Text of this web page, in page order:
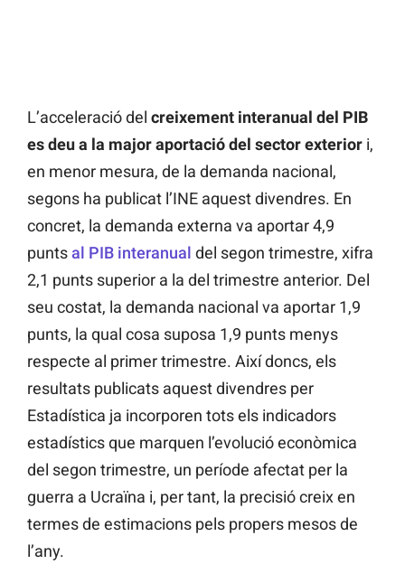
L’acceleració del creixement interanual del PIB
es deu a la major aportació del sector exterior i,
en menor mesura, de la demanda nacional,
segons ha publicat l’INE aquest divendres. En
concret, la demanda externa va aportar 4,9
puntsal PIB interanual del segon trimestre, xifra
2,1 punts superior a la del trimestre anterior. Del
seu costat, la demanda nacional va aportar 1,9
punts, la qual cosa suposa 1,9 punts menys
respecte al primer trimestre. Així doncs, els
resultats publicats aquest divendres per
Estadística ja incorporen tots els indicadors
estadístics que marquen l’evolució econòmica
del segon trimestre, un període afectat per la
guerra a Ucraïna i, per tant, la precisió creix en
termes de estimacions pels propers mesos de
l’any.